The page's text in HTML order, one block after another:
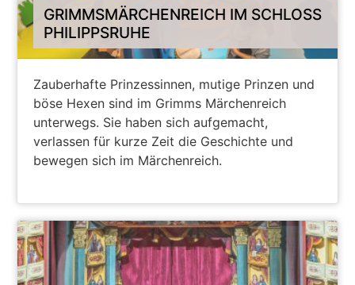
GRIMMSMÄRCHENREICH IM SCHLOSS
PHILIPPSRUHE
Zauberhafte Prinzessinnen, mutige Prinzen und
böse Hexen sind im Grimms Märchenreich
unterwegs. Sie haben sich aufgemacht,
verlassen für kurze Zeit die Geschichte und
bewegen sich im Märchenreich.